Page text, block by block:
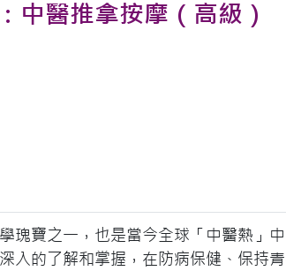
醫推拿按摩（高級）
瑰寶之一，也是當今全球「中醫熱」
入的了解和掌握，在防病保健、保持